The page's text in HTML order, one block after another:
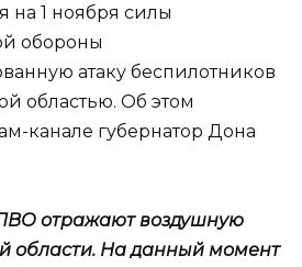
на 1 ноября силы
обороны
атаку беспилотников
областью. Об этом
канале губернатор Дона
отражают воздушную
области. На данный момент